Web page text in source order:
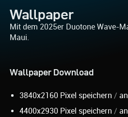
Wallpaper
Mit dem 2025er Duotone Wave-
Maui.
Wallpaper Download
3840x2160 Pixel speichern /
4400x2930 Pixel speichern /